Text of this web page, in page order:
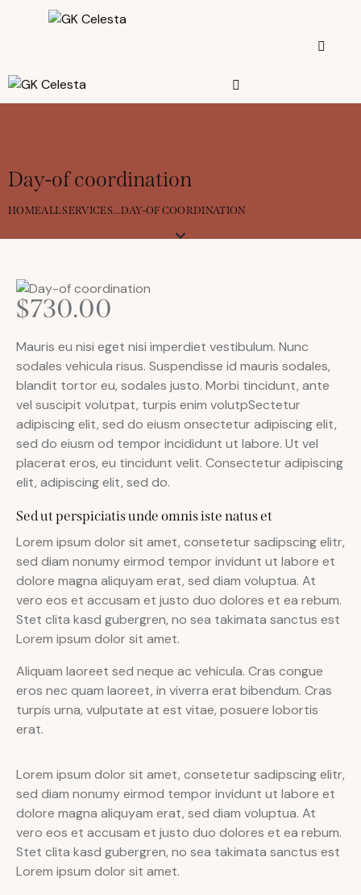
Day-of coordination
HOMEALL SERVICES... DAY-OF COORDINATION
$730.00
Mauris eu nisi eget nisi imperdiet vestibulum. Nunc
sodales vehicula risus. Suspendisse id mauris sodales,
blandit tortor eu, sodales justo. Morbi tincidunt, ante
vel suscipit volutpat, turpis enim volutpSectetur
adipiscing elit, sed do eiusm onsectetur adipiscing elit,
sed do eiusm od tempor incididunt ut labore. Ut vel
placerat eros, eu tincidunt velit. Consectetur adipiscing
elit, adipiscing elit, sed do.
Sed ut perspiciatis unde omnis iste natus et
Lorem ipsum dolor sit amet, consetetur sadipscing elitr,
sed diam nonumy eirmod tempor invidunt ut labore et
dolore magna aliquyam erat, sed diam voluptua. At
vero eos et accusam et justo duo dolores et ea rebum.
Stet clita kasd gubergren, no sea takimata sanctus est
Lorem ipsum dolor sit amet.
Aliquam laoreet sed neque ac vehicula. Cras congue
eros nec quam laoreet, in viverra erat bibendum. Cras
turpis urna, vulputate at est vitae, posuere lobortis
erat.
Lorem ipsum dolor sit amet, consetetur sadipscing elitr,
sed diam nonumy eirmod tempor invidunt ut labore et
dolore magna aliquyam erat, sed diam voluptua. At
vero eos et accusam et justo duo dolores et ea rebum.
Stet clita kasd gubergren, no sea takimata sanctus est
Lorem ipsum dolor sit amet.